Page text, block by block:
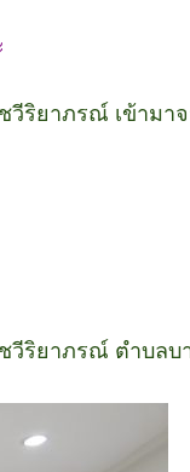
ริยาภรณ์ เข้ามา
ริยาภรณ์ ตำบลบ